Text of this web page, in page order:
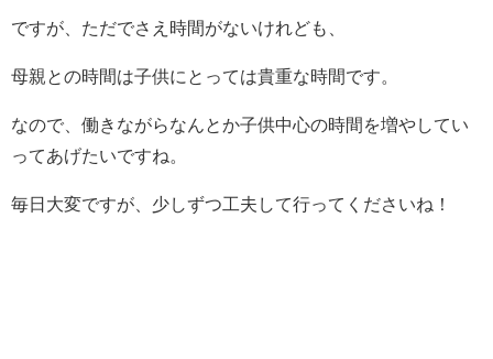
ですが、ただでさえ時間がないけれども、
母親との時間は子供にとっては貴重な時間です。
なので、働きながらなんとか子供中心の時間を増やしてい
ってあげたいですね。
毎日大変ですが、少しずつ工夫して行ってくださいね！